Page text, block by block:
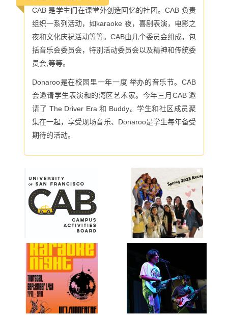
CAB 是学生们在课堂外创造回忆的社团。CAB 负责
组织一系列活动，如karaoke 夜，喜剧表演，电影之
夜和文化庆祝活动等等。CAB由几个委员会组成，包
括音乐会委员会，特别活动委员会以及精神和传统委
员会,等等。
Donaroo是在校园里一年一度 举办的音乐节。CAB
会邀请学生表演和的湾区艺术家。今年三月CAB 邀
请了 The Driver Era 和 Buddy。学生和社区成员聚
集在一起，享受现场音乐、Donaroo是学生每年备受
期待的活动。